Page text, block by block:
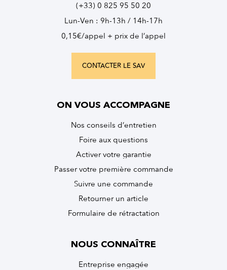
(+33) 0 825 95 50 20
Lun-Ven : 9h-13h / 14h-17h
0,15€/appel + prix de l’appel
CONTACTER LE SAV
ON VOUS ACCOMPAGNE
Nos conseils d’entretien
Foire aux questions
Activer votre garantie
Passer votre première commande
Suivre une commande
Retourner un article
Formulaire de rétractation
NOUS CONNAÎTRE
Entreprise engagée